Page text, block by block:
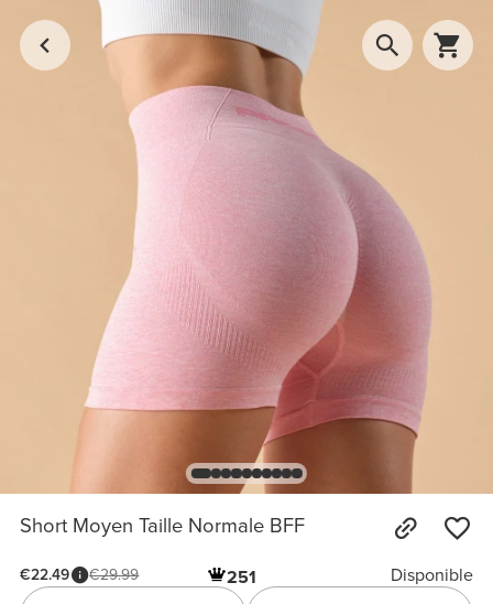
Short Moyen Taille Normale BFF
€22.49 €29.99 251
Disponible